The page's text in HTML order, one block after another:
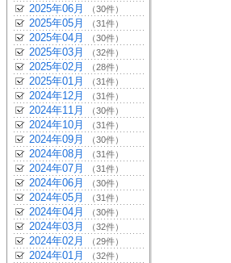
2025年06月 （30件）
2025年05月 （31件）
2025年04月 （30件）
2025年03月 （32件）
2025年02月 （28件）
2025年01月 （31件）
2024年12月 （31件）
2024年11月 （30件）
2024年10月 （31件）
2024年09月 （30件）
2024年08月 （31件）
2024年07月 （31件）
2024年06月 （30件）
2024年05月 （31件）
2024年04月 （30件）
2024年03月 （32件）
2024年02月 （29件）
2024年01月 （32件）